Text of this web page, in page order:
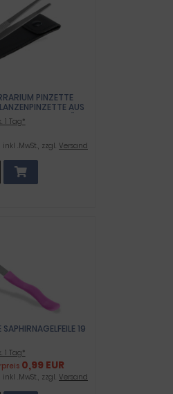
PINZETTE
AUS
FÜR
11,5 CM
1 Tag*
inkl .MwSt., zzgl. Versand
19
1 Tag*
0,99 EUR
inkl .MwSt., zzgl. Versand